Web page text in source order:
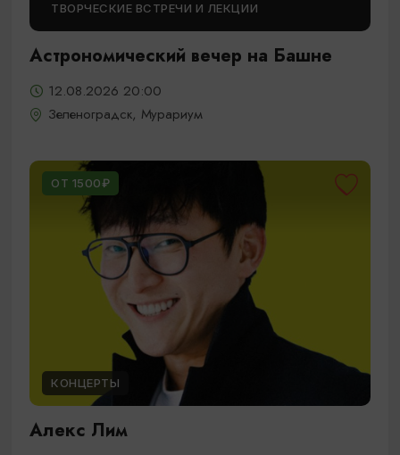
ТВОРЧЕСКИЕ ВСТРЕЧИ И ЛЕКЦИИ
Астрономический вечер на Башне
12.08.2026 20:00
Зеленоградск, Мурариум
ОТ 1500₽
КОНЦЕРТЫ
Алекс Лим